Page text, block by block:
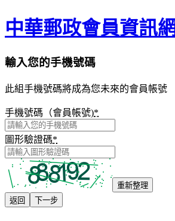
中華郵政會員資訊網
輸入您的手機號碼
此組手機號碼將成為您未來的會員帳號
手機號碼（會員帳號)*
圖形驗證碼*
重新整理
返回
下一步